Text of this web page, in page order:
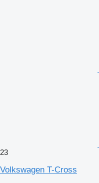
23
Volkswagen T-Cross